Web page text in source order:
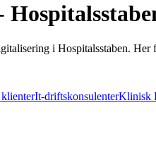
i Hospitalsstaben.
It-driftskonsulenterKlinisk